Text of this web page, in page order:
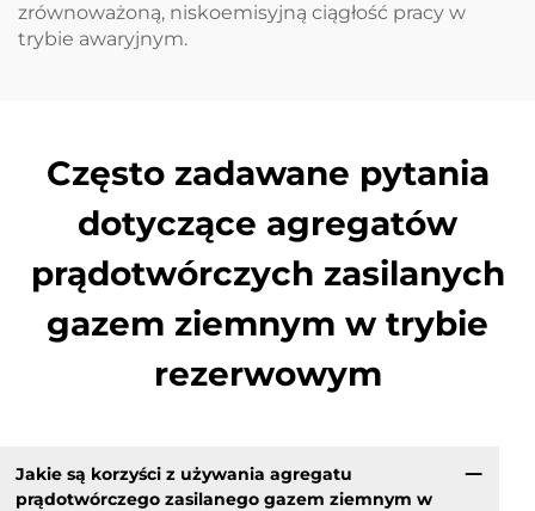
zrównoważoną, niskoemisyjną ciągłość pracy w
trybie awaryjnym.
Często zadawane pytania
dotyczące agregatów
prądotwórczych zasilanych
gazem ziemnym w trybie
rezerwowym
Jakie są korzyści z używania agregatu
prądotwórczego zasilanego gazem ziemnym w